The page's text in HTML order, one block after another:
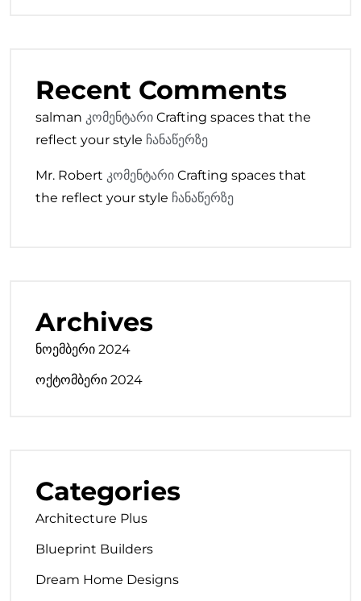
Recent Comments
salman კომენტარი Crafting spaces that the
reflect your style ჩანაწერზე
Mr. Robert კომენტარი Crafting spaces that
the reflect your style ჩანაწერზე
Archives
ნოემბერი 2024
ოქტომბერი 2024
Categories
Architecture Plus
Blueprint Builders
Dream Home Designs